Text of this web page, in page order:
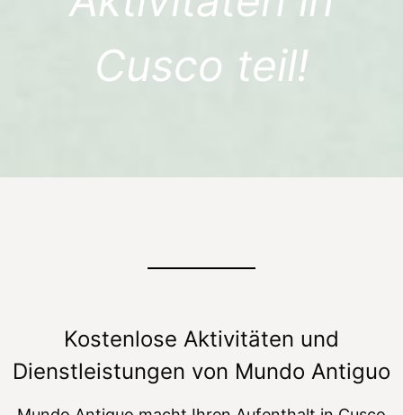
Cusco teil!
Kostenlose Aktivitäten und
Dienstleistungen von Mundo Antiguo